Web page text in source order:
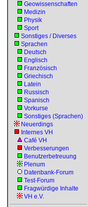
Geowissenschaften
Medizin
Physik
Sport
Sonstiges / Diverses
Sprachen
Deutsch
Englisch
Französisch
Griechisch
Latein
Russisch
Spanisch
Vorkurse
Sonstiges (Sprachen)
Neuerdings
Internes VH
Café VH
Verbesserungen
Benutzerbetreuung
Plenum
Datenbank-Forum
Test-Forum
Fragwürdige Inhalte
VH e.V.